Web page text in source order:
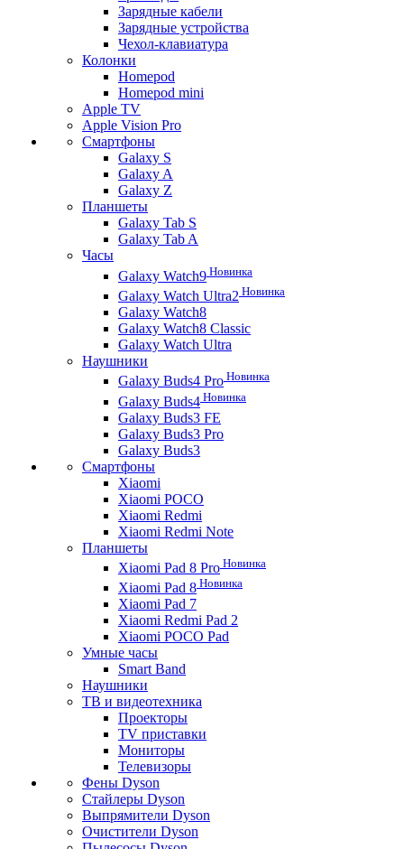
Зарядные кабели
Зарядные устройства
Чехол-клавиатура
Колонки
Homepod
Homepod mini
Apple TV
Apple Vision Pro
Смартфоны
Galaxy S
Galaxy A
Galaxy Z
Планшеты
Galaxy Tab S
Galaxy Tab A
Часы
Galaxy Watch9 Новинка
Galaxy Watch Ultra2 Новинка
Galaxy Watch8
Galaxy Watch8 Classic
Galaxy Watch Ultra
Наушники
Galaxy Buds4 Pro Новинка
Galaxy Buds4 Новинка
Galaxy Buds3 FE
Galaxy Buds3 Pro
Galaxy Buds3
Смартфоны
Xiaomi
Xiaomi POCO
Xiaomi Redmi
Xiaomi Redmi Note
Планшеты
Xiaomi Pad 8 Pro Новинка
Xiaomi Pad 8 Новинка
Xiaomi Pad 7
Xiaomi Redmi Pad 2
Xiaomi POCO Pad
Умные часы
Smart Band
Наушники
ТВ и видеотехника
Проекторы
TV приставки
Мониторы
Телевизоры
Фены Dyson
Стайлеры Dyson
Выпрямители Dyson
Очистители Dyson